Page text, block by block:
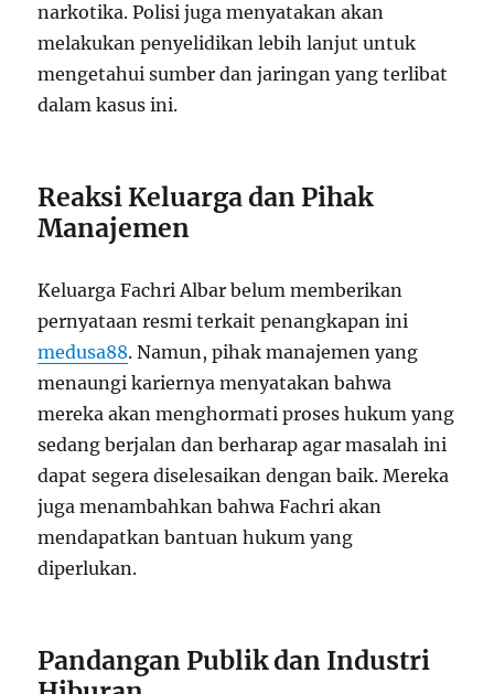
narkotika. Polisi juga menyatakan akan
melakukan penyelidikan lebih lanjut untuk
mengetahui sumber dan jaringan yang terlibat
dalam kasus ini.
Reaksi Keluarga dan Pihak
Manajemen
Keluarga Fachri Albar belum memberikan
pernyataan resmi terkait penangkapan ini
medusa88. Namun, pihak manajemen yang
menaungi kariernya menyatakan bahwa
mereka akan menghormati proses hukum yang
sedang berjalan dan berharap agar masalah ini
dapat segera diselesaikan dengan baik. Mereka
juga menambahkan bahwa Fachri akan
mendapatkan bantuan hukum yang
diperlukan.
Pandangan Publik dan Industri